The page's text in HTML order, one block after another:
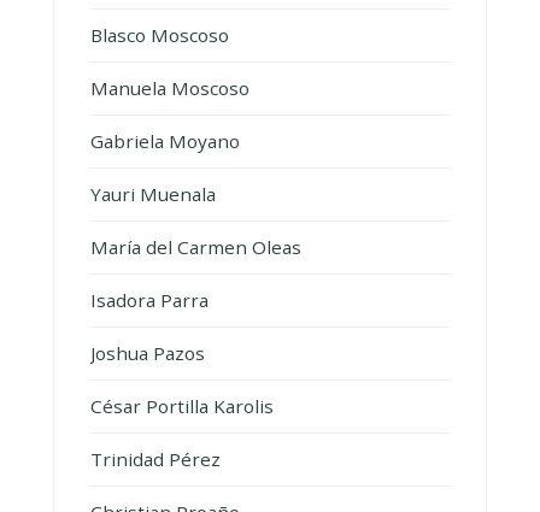
Blasco Moscoso
Manuela Moscoso
Gabriela Moyano
Yauri Muenala
María del Carmen Oleas
Isadora Parra
Joshua Pazos
César Portilla Karolis
Trinidad Pérez